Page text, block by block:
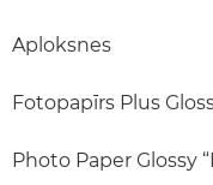
Aploksnes
Fotopapīrs Plus
Photo Paper Glossy